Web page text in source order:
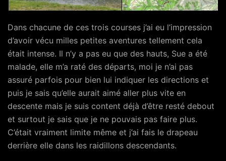
Dans chacune de ces trois courses j’ai eu l’impression
d’avoir vécu milles petites aventures tellement cela
était intense. Il n’y a pas eu que des hauts, Sue a été
malade, elle m’a raté des départs, moi je n’ai pas
assuré parfois pour bien lui indiquer les directions et
puis je sais qu’elle aurait aimé aller plus vite en
descente mais je suis content déjà d’être resté debout
et surtout je sais que je ne pouvais pas faire plus.
C’était vraiment limite même et j’ai fais le drapeau
derrière elle dans les raidillons descendants.